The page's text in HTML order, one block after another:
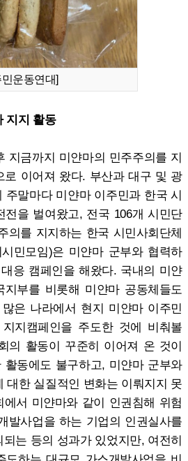
운동연대]
지지 활동
지금까지 미얀마의 민주주의를 지
로 이어져 왔다. 부산과 대구 및 광
주말마다 미얀마 이주민과 한국 시
전을 벌여왔고, 전국 106개 시민단
의를 지지하는 한국 시민사회단체
민모임)은 미얀마 군부와 협력하
응 캠페인을 해왔다. 국내의 미얀
지부를 비롯해 미얀마 공동체들도
은 나라에서 현지 미얀마 이주민
지캠페인을 주도한 것에 비춰볼
의 활동이 꾸준히 이어져 온 것이
동에도 불구하고, 미얀마 군부와
대한 실질적인 변화는 이뤄지지 못
에서 미얀마와 같이 인권침해 위험
발사업을 하는 기업의 인권실사를
는 등의 성과가 있었지만, 여전히